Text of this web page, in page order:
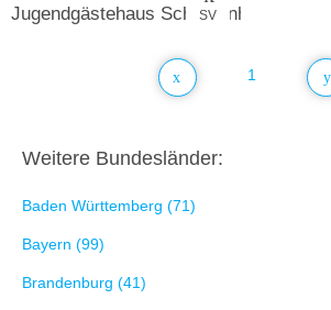
SV
Jugendgästehaus Schützenhaus
1
Weitere Bundesländer:
Baden Württemberg (71)
Bayern (99)
Brandenburg (41)